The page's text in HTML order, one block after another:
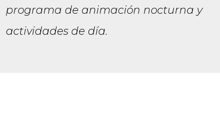
programa de animación nocturna y
actividades de día.